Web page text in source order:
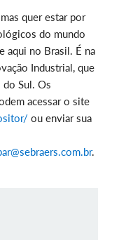
quer estar por
do mundo
aqui no Brasil. É na
Industrial, que
Sul. Os
acessar o site
ou enviar sua
.